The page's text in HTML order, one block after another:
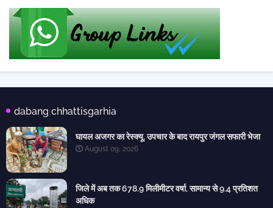
dabang chhattisgarhia
घायल अजगर का रेस्क्यू, उपचार के बाद रायपुर जंगल सफारी भेजा
August 09, 2026
जिले में अब तक 678.9 मिलीमीटर वर्षा, सामान्य से 9.4 प्रतिशत
अधिक